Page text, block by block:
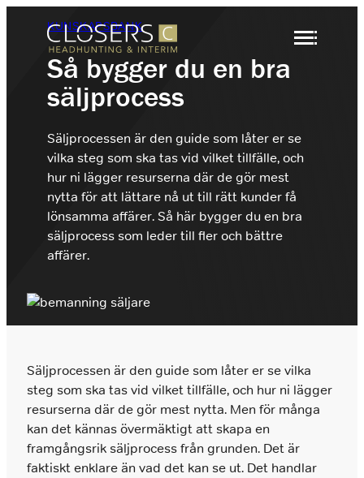
innehåll
Rekrytering Säljare
Vi rekryterar marknadens främsta säljare B2B.
inom B2B.
Vi hyr ut säljarna som tar er till nästa nivå.
Chefsrekrytering
Vi headhuntar nyckelpersoner på ledningsnivå
som skapar resultat.
Headhunting
När ni behöver identifiera och attrahera
nyckelspelare inom försäljning, marknad eller
ledning
tidsbegränsad period
När ni vill hyra in en säljare
Tilläggstjänster
När ni behöver konsultation, second opinion,
tester eller utforma arbetsprov
Säljrekrytering
Headhunting
Rekrytering
Interimslösningar
Branscher
Om Closers
Kontakt
+46 (0)8 410 22 670
info@closers.se
KUNSKAPSBANK
Så bygger du en bra
säljprocess
Säljprocessen är den guide som låter er se
vilka steg som ska tas vid vilket tillfälle, och
hur ni lägger resurserna där de gör mest
nytta för att lättare nå ut till rätt kunder få
lönsamma affärer. Så här bygger du en bra
säljprocess som leder till fler och bättre
affärer.
Säljprocessen är den guide som låter er se vilka
steg som ska tas vid vilket tillfälle, och hur ni lägger
resurserna där de gör mest nytta. Men för många
kan det kännas övermäktigt att skapa en
framgångsrik säljprocess från grunden. Det är
faktiskt enklare än vad det kan se ut. Det handlar